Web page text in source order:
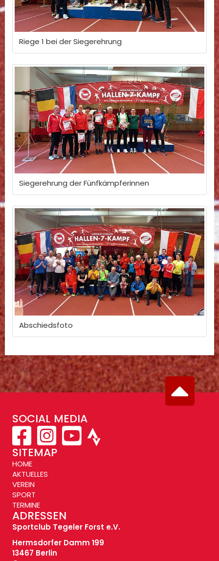
Riege 1 bei der Siegerehrung
Siegerehrung der Fünfkämpferinnen
Abschiedsfoto
SOCIAL MEDIA
SITEMAP
HOME
AKTUELLES
VEREIN
SPORT
TERMINE
ADRESSEN
Sportclub Tegeler Forst e.V.
Hermsdorfer Damm 199
13467 Berlin